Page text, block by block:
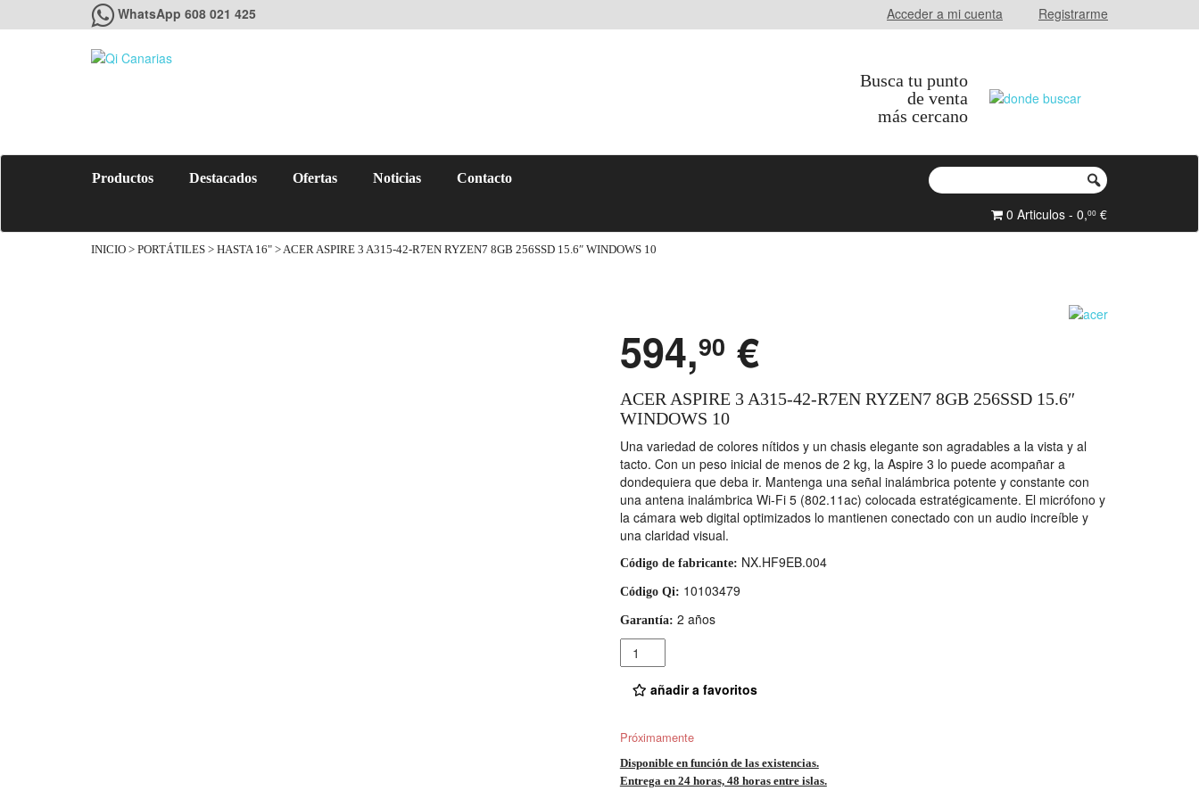
WhatsApp 608 021 425 Acceder a mi cuenta Registrarme
Busca tu punto
de venta
más cercano
Productos Destacados Ofertas Noticias Contacto
0 Articulos - 0,00 €
INICIO > PORTÁTILES > HASTA 16" > ACER ASPIRE 3 A315-42-R7EN RYZEN7 8GB 256SSD 15.6″ WINDOWS 10
594,90 €
ACER ASPIRE 3 A315-42-R7EN RYZEN7 8GB 256SSD 15.6″
WINDOWS 10
Una variedad de colores nítidos y un chasis elegante son agradables a la vista y al
tacto. Con un peso inicial de menos de 2 kg, la Aspire 3 lo puede acompañar a
dondequiera que deba ir. Mantenga una señal inalámbrica potente y constante con
una antena inalámbrica Wi-Fi 5 (802.11ac) colocada estratégicamente. El micrófono y
la cámara web digital optimizados lo mantienen conectado con un audio increíble y
una claridad visual.
Código de fabricante: NX.HF9EB.004
Código Qi: 10103479
Garantía: 2 años
Cantidad
añadir a favoritos
Próximamente
Disponible en función de las existencias.
Entrega en 24 horas, 48 horas entre islas.